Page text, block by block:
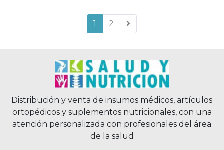
1 2
Distribución y venta de insumos médicos, artículos
ortopédicos y suplementos nutricionales, con una
atención personalizada con profesionales del área
de la salud